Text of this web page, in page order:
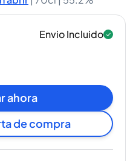
Envio Incluido
ahora
de compra